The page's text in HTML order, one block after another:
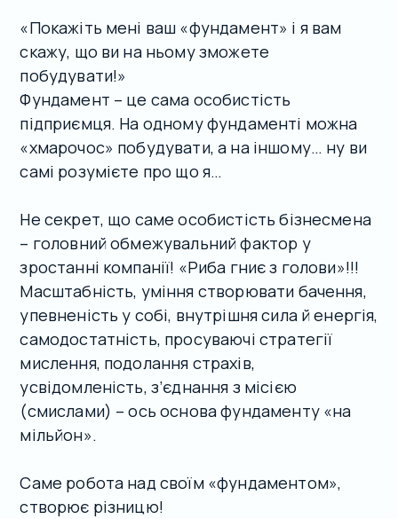
«Покажіть мені ваш «фундамент» і я вам
скажу, що ви на ньому зможете
побудувати!»
Фундамент – це сама особистість
підприємця. На одному фундаменті можна
«хмарочос» побудувати, а на іншому… ну ви
самі розумієте про що я…
Не секрет, що саме особистість бізнесмена
– головний обмежувальний фактор у
зростанні компанії! «Риба гниє з голови»!!!
Масштабність, уміння створювати бачення,
упевненість у собі, внутрішня сила й енергія,
самодостатність, просуваючі стратегії
мислення, подолання страхів,
усвідомленість, з’єднання з місією
(смислами) – ось основа фундаменту «на
мільйон».
Саме робота над своїм «фундаментом»,
створює різницю!